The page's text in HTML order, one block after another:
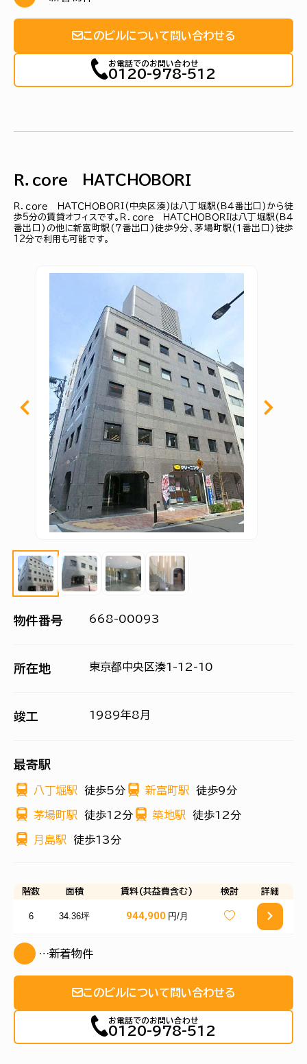
このビルについて問い合わせる
お電話でのお問い合わせ
0120-978-512
Ｒ．ｃｏｒｅ ＨＡＴＣＨＯＢＯＲＩ
Ｒ．ｃｏｒｅ ＨＡＴＣＨＯＢＯＲＩ(中央区湊)は八丁堀駅(Ｂ４番出口)から徒
歩5分の賃貸オフィスです。Ｒ．ｃｏｒｅ ＨＡＴＣＨＯＢＯＲＩは八丁堀駅(Ｂ４
番出口)の他に新富町駅(７番出口)徒歩9分、茅場町駅(１番出口)徒歩
12分で利用も可能です。
物件番号 668-00093
所在地 東京都中央区湊1-12-10
竣工 1989年8月
最寄駅
八丁堀駅 徒歩5分 新富町駅 徒歩9分
茅場町駅 徒歩12分 築地駅 徒歩12分
月島駅 徒歩13分
階数 面積 賃料(共益費含む) 検討 詳細
6 34.36坪 944,900 円/月
…新着物件
このビルについて問い合わせる
お電話でのお問い合わせ
0120-978-512